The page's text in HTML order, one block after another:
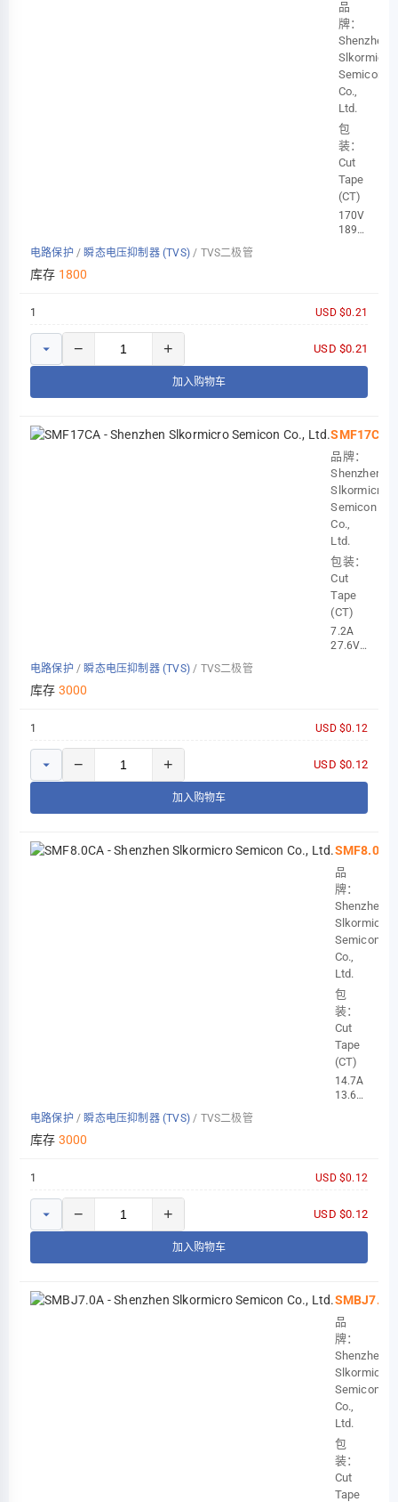
品
牌：
Shenzhen
Slkormicro
Semicon
Co.,
Ltd.
包
装：
Cut
Tape
(CT)
170V
189V
电路保护 / 瞬态电压抑制器 (TVS) / TVS二极管
库存 1800
1 USD $0.21
− + USD $0.21
加入购物车
SMF17CA
品牌：
Shenzhen
Slkormicro
Semicon
Co.,
Ltd.
包装：
Cut
Tape
(CT)
7.2A
27.6V
电路保护 / 瞬态电压抑制器 (TVS) / TVS二极管
库存 3000
1 USD $0.12
− + USD $0.12
加入购物车
SMF8.0CA
品
牌：
Shenzhen
Slkormicro
Semicon
Co.,
Ltd.
包
装：
Cut
Tape
(CT)
14.7A
13.6V
电路保护 / 瞬态电压抑制器 (TVS) / TVS二极管
库存 3000
1 USD $0.12
− + USD $0.12
加入购物车
SMBJ7.0A
品
牌：
Shenzhen
Slkormicro
Semicon
Co.,
Ltd.
包
装：
Cut
Tape